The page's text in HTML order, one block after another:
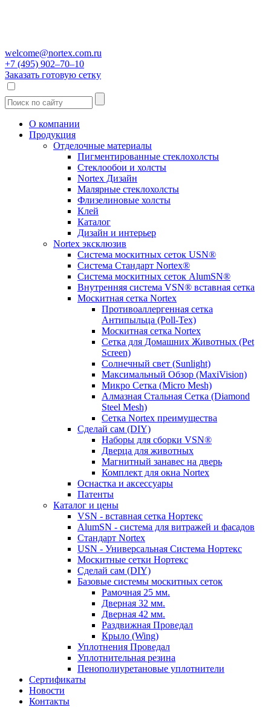
welcome@nortex.com.ru
+7 (495) 902–70–10
Заказать готовую сетку
О компании
Продукция
Отделочные материалы
Пигментированные стеклохолсты
Стеклообои и холсты
Nortex Дизайн
Малярные стеклохолсты
Флизелиновые холсты
Клей
Каталог
Дизайн и интерьер
Nortex эксклюзив
Система москитных сеток USN®
Система Стандарт Nortex®
Система москитных сеток AlumSN®
Внутренняя система VSN® вставная сетка
Москитная сетка Nortex
Противоаллергенная сетка
Антипыльца (Poll-Tex)
Москитная сетка Nortex
Сетка для Домашних Животных (Pet
Screen)
Солнечный свет (Sunlight)
Максимальный Обзор (MaxiVision)
Микро Сетка (Micro Mesh)
Алмазная Стальная Сетка (Diamond
Steel Mesh)
Сетка Nortex преимущества
Сделай сам (DIY)
Наборы для сборки VSN®
Дверца для животных
Магнитный занавес на дверь
Комплект для окна Nortex
Оснастка и аксессуары
Патенты
Каталог и цены
VSN - вставная сетка Нортекс
AlumSN - система для витражей и фасадов
Стандарт Nortex
USN - Универсальная Система Нортекс
Москитные сетки Нортекс
Сделай сам (DIY)
Базовые системы москитных сеток
Рамочная 25 мм.
Дверная 32 мм.
Дверная 42 мм.
Раздвижная Проведал
Крыло (Wing)
Уплотнения Проведал
Уплотнительная резина
Пенополиуретановые уплотнители
Сертификаты
Новости
Контакты